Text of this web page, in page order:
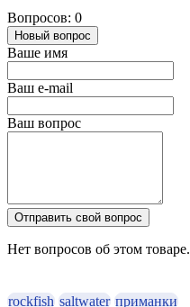
Вопросов: 0
Новый вопрос
Ваше имя
Ваш e-mail
Ваш вопрос
Отправить свой вопрос
Нет вопросов об этом товаре.
rockfish saltwater приманки